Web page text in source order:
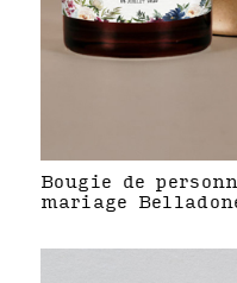
Bougie de
mariage